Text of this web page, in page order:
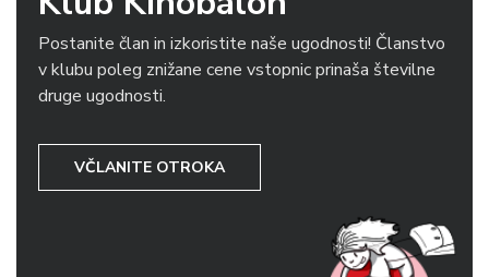
Postanite član in izkoristite naše ugodnosti! Članstvo
v klubu poleg znižane cene vstopnic prinaša številne
druge ugodnosti.
VČLANITE OTROKA